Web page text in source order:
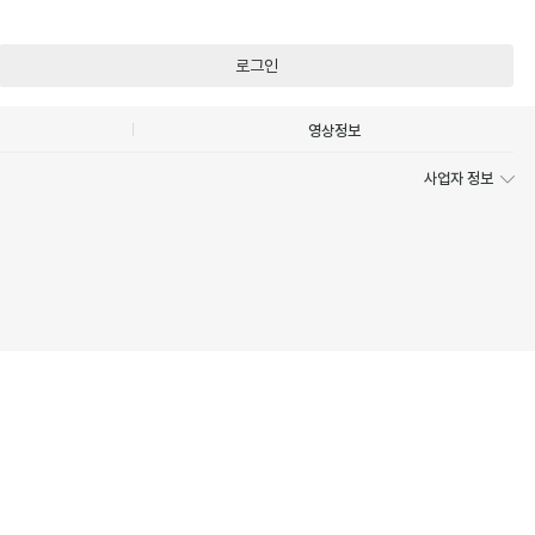
로그인
영상정보
사업자 정보